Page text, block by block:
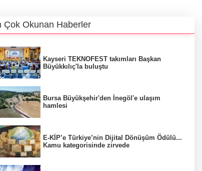
Çok Okunan Haberler
Kayseri TEKNOFEST takımları Başkan
Büyükkılıç'la buluştu
Bursa Büyükşehir'den İnegöl'e ulaşım
hamlesi
E-KİP’e Türkiye’nin Dijital Dönüşüm Ödülü...
Kamu kategorisinde zirvede